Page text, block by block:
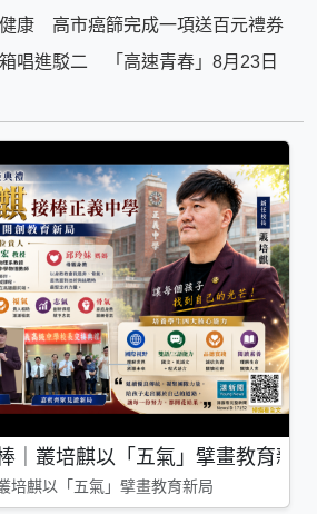
康 高市癌篩完成一項送百元禮券
唱進駁二 「高速青春」8月23日
｜叢培麒以「五氣」擘畫教育新局
培麒以「五氣」擘畫教育新局